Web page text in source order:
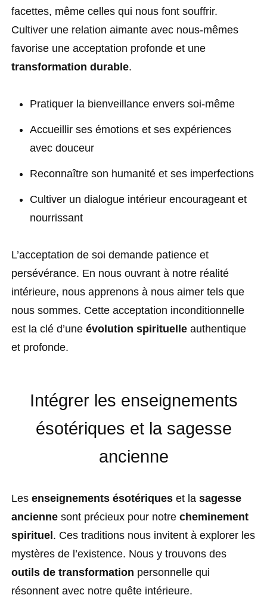
facettes, même celles qui nous font souffrir.
Cultiver une relation aimante avec nous-mêmes
favorise une acceptation profonde et une
transformation durable.
Pratiquer la bienveillance envers soi-même
Accueillir ses émotions et ses expériences
avec douceur
Reconnaître son humanité et ses imperfections
Cultiver un dialogue intérieur encourageant et
nourrissant
L’acceptation de soi demande patience et
persévérance. En nous ouvrant à notre réalité
intérieure, nous apprenons à nous aimer tels que
nous sommes. Cette acceptation inconditionnelle
est la clé d’une évolution spirituelle authentique
et profonde.
Intégrer les enseignements
ésotériques et la sagesse
ancienne
Les enseignements ésotériques et la sagesse
ancienne sont précieux pour notre cheminement
spirituel . Ces traditions nous invitent à explorer les
mystères de l’existence. Nous y trouvons des
outils de transformation personnelle qui
résonnent avec notre quête intérieure.